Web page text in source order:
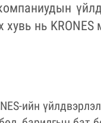
хувь нь
ийн